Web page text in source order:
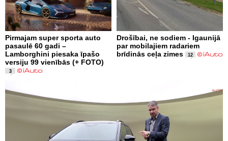
Pirmajam super sporta auto
pasaulē 60 gadi –
Lamborghini piesaka īpašo
versiju 99 vienībās (+ FOTO)
3
Drošībai, ne sodiem - Igaunijā
par mobilajiem radariem
brīdinās ceļa zimes
12